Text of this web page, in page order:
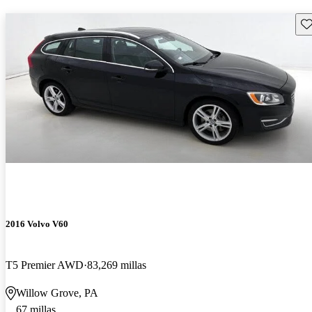
2016 Volvo V60
T5 Premier AWD 83,269 millas
Willow Grove, PA